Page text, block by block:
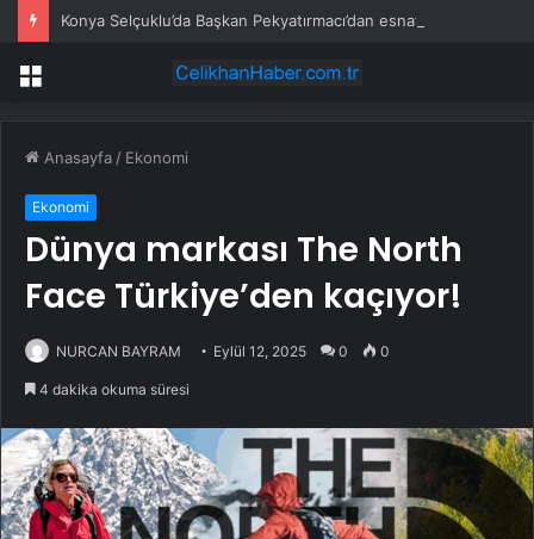
Konya Selçuklu’da Başkan Pekyatırmacı’dan esnaf ziyareti
Menü
Anasayfa / Ekonomi
Ekonomi
Dünya markası The North
Face Türkiye’den kaçıyor!
NURCAN BAYRAM Eylül 12, 2025 0 0
4 dakika okuma süresi